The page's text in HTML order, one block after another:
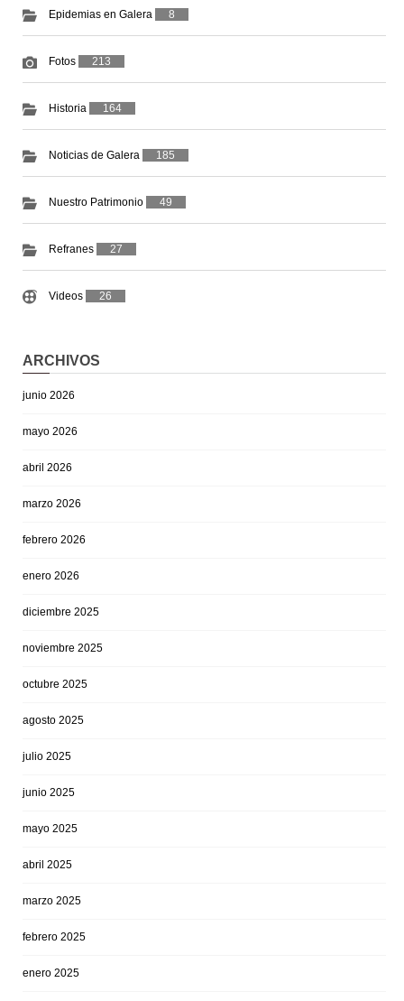
Epidemias en Galera 8
Fotos 213
Historia 164
Noticias de Galera 185
Nuestro Patrimonio 49
Refranes 27
Videos 26
ARCHIVOS
junio 2026
mayo 2026
abril 2026
marzo 2026
febrero 2026
enero 2026
diciembre 2025
noviembre 2025
octubre 2025
agosto 2025
julio 2025
junio 2025
mayo 2025
abril 2025
marzo 2025
febrero 2025
enero 2025